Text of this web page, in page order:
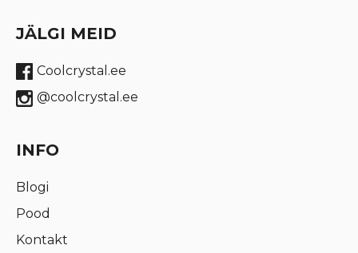
JÄLGI MEID
Coolcrystal.ee
@coolcrystal.ee
INFO
Blogi
Pood
Kontakt